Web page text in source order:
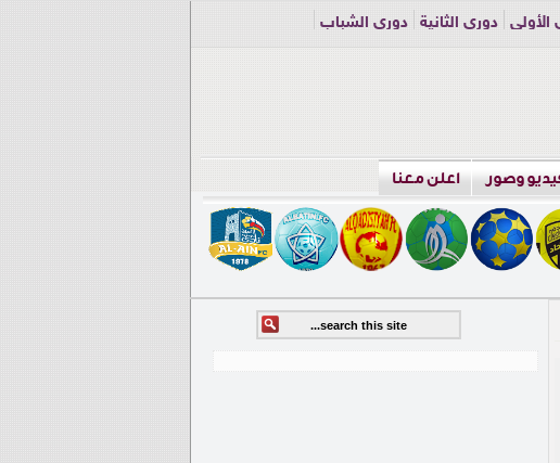
الأولى دوري الثانية
دوري الشباب
وصور اعلن معنا